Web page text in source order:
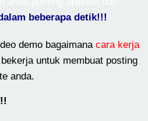
beberapa detik!!!
demo bagaimana cara kerja
untuk membuat posting
anda.